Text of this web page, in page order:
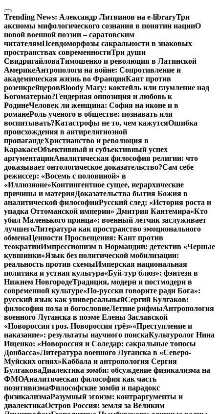
Перейти
к
содержимому
Trending News: Александр Литвинов на e-libraryТри
аксиомы мифологического сознания в понятии нацииО
новой военной поэзии – саратовским
читателямПсевдоморфозы сакральности в знаковых
пространствах современностиТри души
СвидригайловаТимошенко и революция в Латинской
АмерикеАнтропологи на войне: Сопротивление и
академическая жизнь во ФранцииКант против
розенкрейцеровBloody Mary: коктейль или глумление над
Богоматерью?Гендерная оппозиция и любовь к
РодинеЧеловек ли женщина: София на иконе и в
романеРоль ученого в обществе: познавать или
воспитывать?Катастрофы не то, чем кажутсяОшибка
происхождения в антирелигиозной
пропагандеХристианство и революция в
КаракасеОбъективный и субъективный успех
аргументацииАналитическая философия религии: что
доказывает онтологическое доказательство?Сам себе
режиссер: «Восемь с половиной» в
«Иллюзионе»Контингентное сущее, иерархические
причины и материяДоказательства бытия Божия в
аналитической философииРусский след: «История роста и
упадка Оттоманской империи» Дмитрия Кантемира«Кто
убил Маленького принца»: военный летчик заслуживает
лучшегоЛитература как пространство эмоционального
обменаЦенности Просвещения: Кант против
теократииИмпрессионизм в Нормандии: детектив «Черные
кувшинки»Язык без политической мобилизации:
реальность против схемыИмперская национальная
политика и устная культура«Буй-тур блюз»: фэнтези в
Нижнем НовгородеТрадиция, модерн и постмодерн в
современной культуре«По-русски говорите ради Бога»:
русский язык как универсальныйСергий Булгаков:
философия пола и богословиеЛетние рифмыАнтропология
военного Луганска в поэме Елены Заславской
«Новороссия гроз. Новороссия грёз»«Преступление и
наказание»: результаты научного поискаКультуролог Нина
Ищенко: «Новороссия и Соледар: сакральные топосы
Донбасса»Литература военного Луганска в «Северо-
Муйских огнях»Каббала и антропология Сергия
БулгаковаДиалектика зомби: обсуждение физикализма на
ФМОАналитическая философия как часть
позитивизмаФилософские зомби и парадокс
физикализмаРазумный эгоизм: контраргументы и
диалектикаОстров Россия: земля за Великим